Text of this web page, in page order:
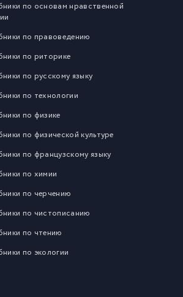
по правоведению
по риторике
по русскому языку
по технологии
по физике
по физической культуре
по французскому языку
по химии
по черчению
по чистописанию
по чтению
по экологии